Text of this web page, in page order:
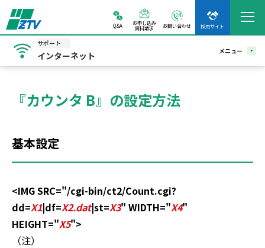
Q&A
お申し込み
資料請求
お問い合わせ 採用サイト
サポート
インターネット メニュー
『カウンタ B』の設定方法
基本設定
<IMG SRC="/cgi-bin/ct2/Count.cgi?
dd=X1|df=X2.dat|st=X3" WIDTH="X4"
HEIGHT="X5">
（注）